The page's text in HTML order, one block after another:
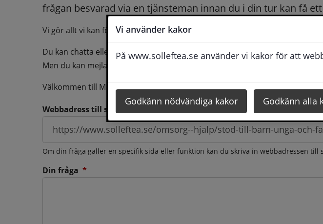
Vi använder kakor
På www.solleftea.se använder vi kakor för att
Godkänn nödvändiga kakor Godkänn alla
frågan besvarad via en tjänsteman innan du i din tur kan få
Vi gör allt vi kan för att du ska få hjälp och svar på dina frågor fortast möjligt.
Du kan chatta eller ringa oss med din fråga så besvarar vi dig så snabbt
Men du kan mejla oss din fråga dygnt runt och du få svaret inom 2 - 4
Välkommen till Medborgarservice!
Webbadress till sidan som frågan berör
Om din fråga gäller en specifik sida eller funktion kan du skriva in webbadressen till
Din fråga *